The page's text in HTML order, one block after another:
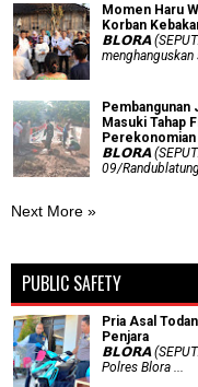
Momen Haru
Korban
𝗕𝗟𝗢𝗥𝗔
menghanguskan
Pembangunan
Masuki Tahap
Perekonomian
𝗕𝗟𝗢𝗥𝗔
09/
Next More »
PUBLIC SAFETY
Pria Asal
Penjara
𝗕𝗟𝗢𝗥𝗔
Polres Blora ...